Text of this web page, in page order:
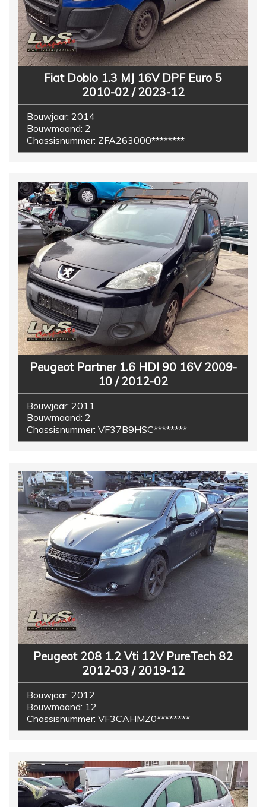
Fiat Doblo 1.3 MJ 16V DPF Euro 5
2010-02 / 2023-12
Bouwjaar: 2014
Bouwmaand: 2
Chassisnummer: ZFA263000********
Peugeot Partner 1.6 HDI 90 16V 2009-
10 / 2012-02
Bouwjaar: 2011
Bouwmaand: 2
Chassisnummer: VF37B9HSC********
Peugeot 208 1.2 Vti 12V PureTech 82
2012-03 / 2019-12
Bouwjaar: 2012
Bouwmaand: 12
Chassisnummer: VF3CAHMZ0********